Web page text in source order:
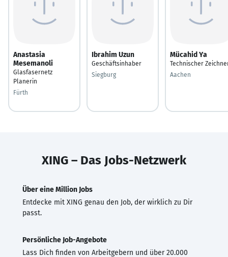
Anastasia
Mesemanoli
Glasfasernetz
Planerin
Fürth
Ibrahim Uzun
Geschäftsinhaber
Siegburg
Mücahid Ya
Technischer
Aachen
XING – Das Jobs-Netzwerk
Über eine Million Jobs
Entdecke mit XING genau den Job, der wirklich zu Dir
passt.
Persönliche Job-Angebote
Lass Dich finden von Arbeitgebern und über 20.000